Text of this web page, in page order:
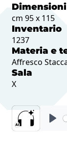
Dimensioni
cm 95 x 115
Inventario
1237
Materia e
Affresco
Sala
X